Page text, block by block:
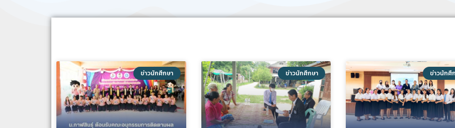
ข่าวนักศึกษา ข่าวนักศึกษา ข่าวนักศึ